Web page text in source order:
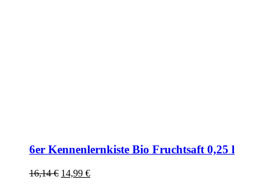
6er Kennenlernkiste Bio Fruchtsaft 0,25 l
16,14€ Ursprünglicher
14,99 €